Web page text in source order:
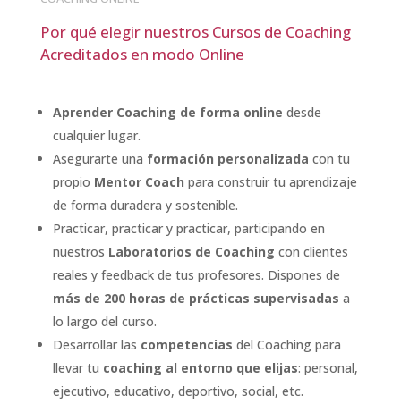
Por qué elegir nuestros Cursos de Coaching
Acreditados en modo Online
Aprender Coaching de forma online desde
cualquier lugar.
Asegurarte una formación personalizada con tu
propio Mentor Coach para construir tu aprendizaje
de forma duradera y sostenible.
Practicar, practicar y practicar, participando en
nuestros Laboratorios de Coaching con clientes
reales y feedback de tus profesores. Dispones de
más de 200 horas de prácticas supervisadas a
lo largo del curso.
Desarrollar las competencias del Coaching para
llevar tu coaching al entorno que elijas: personal,
ejecutivo, educativo, deportivo, social, etc.